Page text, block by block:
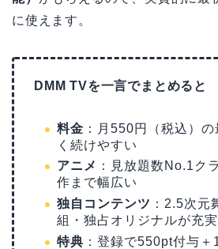
に使えます。
DMM TVを一言でまとめると
料金 ：月550円（税込）
く続けやすい
アニメ ：見放題数No.1ク
作まで幅広い
独自コンテンツ ：2.5次元
組・独占オリジナルが充実
特典 ：登録で550pt付与